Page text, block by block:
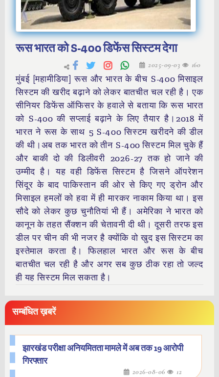
रूस भारत को S-400 डिफेंस सिस्टम देगा
2025-09-03 160
मुंबई [महामीडिया] रूस और भारत के बीच S-400 मिसाइल
सिस्टम की खरीद बढ़ाने को लेकर बातचीत चल रही है। एक
सीनियर डिफेंस ऑफिसर के हवाले से बताया कि रूस भारत
को S-400 की सप्लाई बढ़ाने के लिए तैयार है।2018 में
भारत ने रूस के साथ 5 S-400 सिस्टम खरीदने की डील
की थी।अब तक भारत को तीन S-400 सिस्टम मिल चुके हैं
और बाकी दो की डिलीवरी 2026-27 तक हो जाने की
उम्मीद है। यह वही डिफेंस सिस्टम है जिसने ऑपरेशन
सिंदूर के बाद पाकिस्तान की ओर से किए गए ड्रोन और
मिसाइल हमलों को हवा में ही मारकर नाकाम किया था। इस
सौदे को लेकर कुछ चुनौतियां भी हैं। अमेरिका ने भारत को
कानून के तहत सैंक्शन की चेतावनी दी थी। दूसरी तरफ इस
डील पर चीन की भी नजर है क्योंकि वो खुद इस सिस्टम का
इस्तेमाल करता है। फिलहाल भारत और रूस के बीच
बातचीत चल रही है और अगर सब कुछ ठीक रहा तो जल्द
ही यह सिस्टम मिल सकता है।
सम्बंधित ख़बरें
झारखंड परीक्षा अनियमितता मामले में अब तक 19 आरोपी
गिरफ्तार
2026-08-06 12